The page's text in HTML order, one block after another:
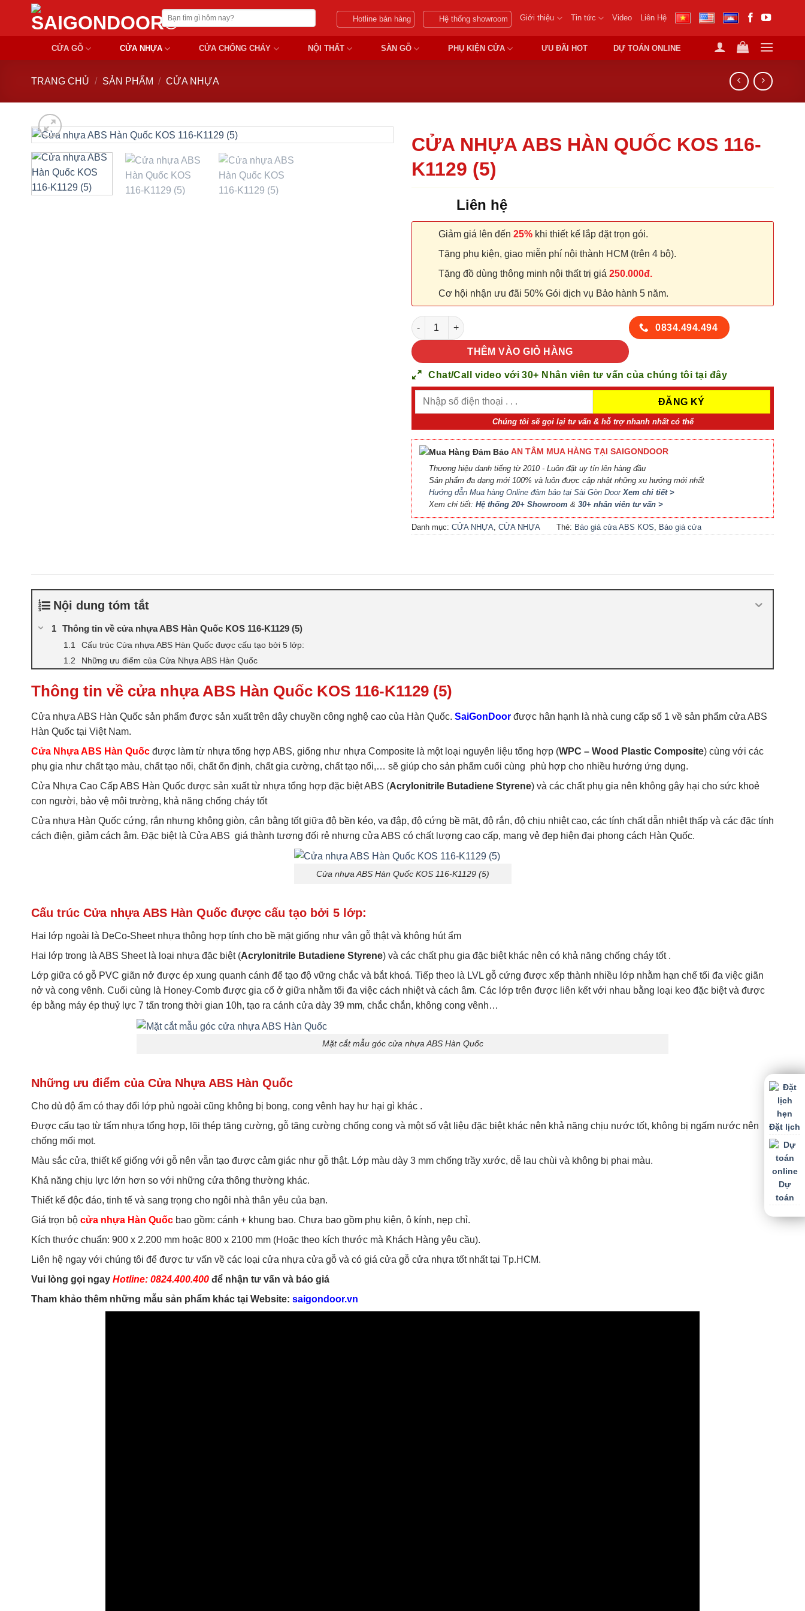
Chuyển
nội
Tìm
kiếm:
Hotline bán hàng Hệ thống showroom Giới thiệu Tin tức Video Liên Hệ
CỬA GỖ CỬA NHỰA CỬA CHỐNG CHÁY NỘI THẤT SÀN GỖ PHỤ KIỆN CỬA ƯU ĐÃI HOT DỰ TOÁN ONLINE
TRANG CHỦ / SẢN PHẨM / CỬA NHỰA
CỬA NHỰA ABS HÀN QUỐC KOS 116-
K1129 (5)
Liên hệ
Giảm giá lên đến 25% khi thiết kế lắp đặt trọn gói.
Tặng phụ kiện, giao miễn phí nội thành HCM (trên 4 bộ).
Tặng đồ dùng thông minh nội thất trị giá 250.000đ.
Cơ hội nhận ưu đãi 50% Gói dịch vụ Bảo hành 5 năm.
CỬA NHỰA ABS HÀN QUỐC KOS 116-K1129 (5) số lượng
THÊM VÀO GIỎ HÀNG
0834.494.494
Chat/Call video với 30+ Nhân viên tư vấn của chúng tôi tại đây
Chúng tôi sẽ gọi lại tư vấn & hỗ trợ nhanh nhất có thể
AN TÂM MUA HÀNG TẠI SAIGONDOOR
Thương hiệu danh tiếng từ 2010 - Luôn đặt uy tín lên hàng đầu
Sản phẩm đa dạng mới 100% và luôn được cập nhật những xu hướng mới nhất
Hướng dẫn Mua hàng Online đảm bảo tại Sài Gòn DoorXem chi tiết >
Xem chi tiết: Hệ thống 20+ Showroom & 30+ nhân viên tư vấn >
Danh mục: CỬA NHỰA, CỬA NHỰA
Thẻ: Báo giá cửa ABS KOS, Báo giá cửa
Vĩnh,Cửa nhựa ABS Hàn Quốc tại
Nội dung tóm tắt
Thông tin về cửa nhựa ABS Hàn Quốc KOS 116-K1129 (5)
Cấu trúc Cửa nhựa ABS Hàn Quốc được cấu tạo bởi 5 lớp:
Những ưu điểm của Cửa Nhựa ABS Hàn Quốc
Thông tin về cửa nhựa ABS Hàn Quốc KOS 116-K1129 (5)
Cửa nhựa ABS Hàn Quốc sản phẩm được sản xuất trên dây chuyền công nghệ cao của Hàn Quốc. SaiGonDoor được hân hạnh là nhà cung cấp số 1 về sản phẩm cửa ABS
Hàn Quốc tại Việt Nam.
Cửa Nhựa ABS Hàn Quốc được làm từ nhựa tổng hợp ABS, giống như nhựa Composite là một loại nguyên liệu tổng hợp (WPC – Wood Plastic Composite) cùng với các
phụ gia như chất tạo màu, chất tạo nối, chất ổn định, chất gia cường, chất tạo nổi,… sẽ giúp cho sản phẩm cuối cùng phù hợp cho nhiều hướng ứng dụng.
Cửa Nhựa Cao Cấp ABS Hàn Quốc được sản xuất từ nhựa tổng hợp đặc biệt ABS (Acrylonitrile Butadiene Styrene) và các chất phụ gia nên không gây hại cho sức khoẻ
con người, bảo vệ môi trường, khả năng chống cháy tốt
Cửa nhựa Hàn Quốc cứng, rắn nhưng không giòn, cân bằng tốt giữa độ bền kéo, va đập, độ cứng bề mặt, độ rắn, độ chịu nhiệt cao, các tính chất dẫn nhiệt thấp và các đặc tính
cách điện, giảm cách âm. Đặc biệt là Cửa ABS giá thành tương đối rẻ nhưng cửa ABS có chất lượng cao cấp, mang vẻ đẹp hiện đại phong cách Hàn Quốc.
Cửa nhựa ABS Hàn Quốc KOS 116-K1129 (5)
Cấu trúc Cửa nhựa ABS Hàn Quốc được cấu tạo bởi 5 lớp:
Hai lớp ngoài là DeCo-Sheet nhựa thông hợp tính cho bề mặt giống như vân gỗ thật và không hút ẩm
Hai lớp trong là ABS Sheet là loại nhựa đặc biệt (Acrylonitrile Butadiene Styrene) và các chất phụ gia đặc biệt khác nên có khả năng chống cháy tốt .
Lớp giữa có gỗ PVC giãn nở được ép xung quanh cánh để tạo độ vững chắc và bắt khoá. Tiếp theo là LVL gỗ cứng được xếp thành nhiều lớp nhằm hạn chế tối đa việc giãn
nở và cong vênh. Cuối cùng là Honey-Comb được gia cố ở giữa nhằm tối đa việc cách nhiệt và cách âm. Các lớp trên được liên kết với nhau bằng loại keo đặc biệt và được
ép bằng máy ép thuỷ lực 7 tấn trong thời gian 10h, tạo ra cánh cửa dày 39 mm, chắc chắn, không cong vênh…
Mặt cắt mẫu góc cửa nhựa ABS Hàn Quốc
Những ưu điểm của Cửa Nhựa ABS Hàn Quốc
Cho dù độ ẩm có thay đổi lớp phủ ngoài cũng không bị bong, cong vênh hay hư hại gì khác .
Được cấu tạo từ tấm nhựa tổng hợp, lõi thép tăng cường, gỗ tăng cường chống cong và một số vật liệu đặc biệt khác nên khả năng chịu nước tốt, không bị ngấm nước nên
chống mối mọt.
Màu sắc cửa, thiết kế giống với gỗ nên vẫn tạo được cảm giác như gỗ thật. Lớp màu dày 3 mm chống trầy xước, dễ lau chùi và không bị phai màu.
Khả năng chịu lực lớn hơn so với những cửa thông thường khác.
Thiết kế độc đáo, tinh tế và sang trọng cho ngôi nhà thân yêu của bạn.
Giá trọn bộ cửa nhựa Hàn Quốc bao gồm: cánh + khung bao. Chưa bao gồm phụ kiện, ô kính, nẹp chỉ.
Kích thước chuẩn: 900 x 2.200 mm hoặc 800 x 2100 mm (Hoặc theo kích thước mà Khách Hàng yêu cầu).
Liên hệ ngay với chúng tôi để được tư vấn về các loại cửa nhựa cửa gỗ và có giá cửa gỗ cửa nhựa tốt nhất tại Tp.HCM.
Vui lòng gọi ngay Hotline: 0824.400.400 để nhận tư vấn và báo giá
Tham khảo thêm những mẫu sản phẩm khác tại Website: saigondoor.vn
Đặt lịch
Dự
toán